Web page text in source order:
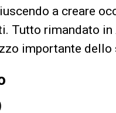
a creare
Tutto rimandato in
importante